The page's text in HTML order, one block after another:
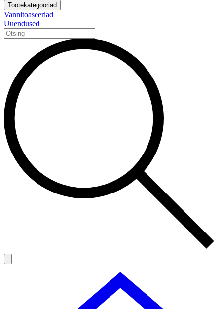
Tootekategooriad
Vannitoaseeriad
Uuendused